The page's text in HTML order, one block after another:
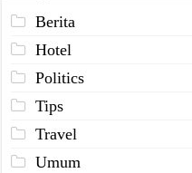
Berita
Hotel
Politics
Tips
Travel
Umum